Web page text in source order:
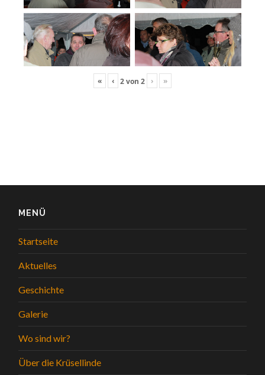
« ‹ 2von 2 › »
MENÜ
Startseite
Aktuelles
Geschichte
Galerie
Wo sind wir?
Über die Krüsellinde